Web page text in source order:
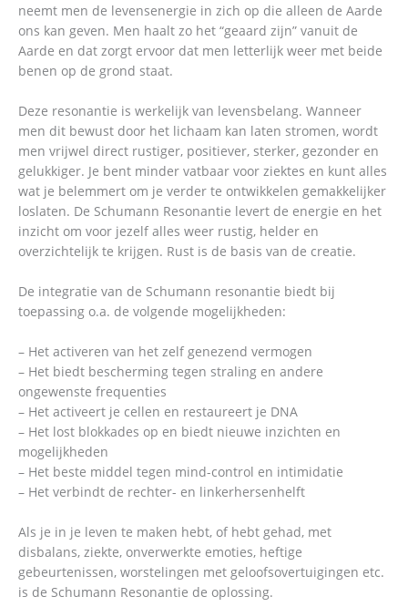
neemt men de levensenergie in zich op die alleen de Aarde
ons kan geven. Men haalt zo het “geaard zijn” vanuit de
Aarde en dat zorgt ervoor dat men letterlijk weer met beide
benen op de grond staat.
Deze resonantie is werkelijk van levensbelang. Wanneer
men dit bewust door het lichaam kan laten stromen, wordt
men vrijwel direct rustiger, positiever, sterker, gezonder en
gelukkiger. Je bent minder vatbaar voor ziektes en kunt alles
wat je belemmert om je verder te ontwikkelen gemakkelijker
loslaten. De Schumann Resonantie levert de energie en het
inzicht om voor jezelf alles weer rustig, helder en
overzichtelijk te krijgen. Rust is de basis van de creatie.
De integratie van de Schumann resonantie biedt bij
toepassing o.a. de volgende mogelijkheden:
– Het activeren van het zelf genezend vermogen
– Het biedt bescherming tegen straling en andere
ongewenste frequenties
– Het activeert je cellen en restaureert je DNA
– Het lost blokkades op en biedt nieuwe inzichten en
mogelijkheden
– Het beste middel tegen mind-control en intimidatie
– Het verbindt de rechter- en linkerhersenhelft
Als je in je leven te maken hebt, of hebt gehad, met
disbalans, ziekte, onverwerkte emoties, heftige
gebeurtenissen, worstelingen met geloofsovertuigingen etc.
is de Schumann Resonantie de oplossing.